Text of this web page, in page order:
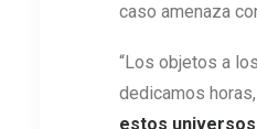
caso amenaza
“Los objetos a
dedicamos
estos